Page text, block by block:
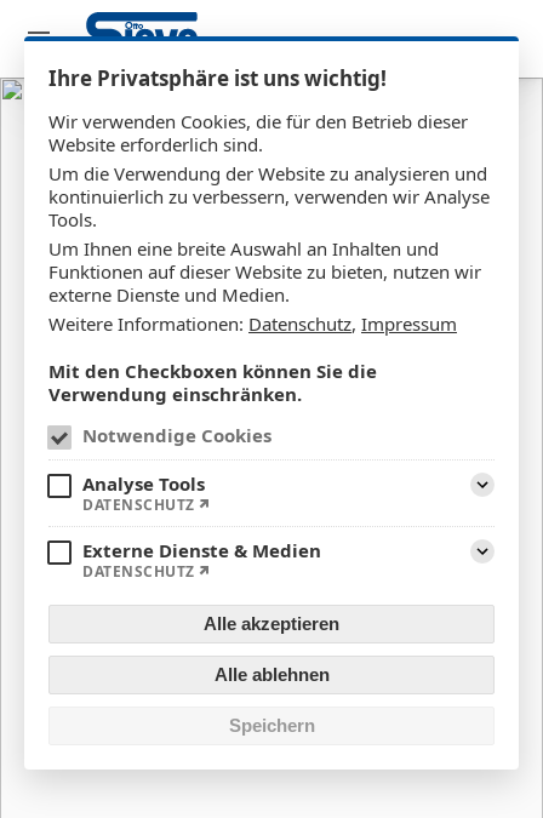
Ihre Privatsphäre ist uns wichtig!
Wir verwenden Cookies, die für den Betrieb dieser
Website erforderlich sind.
Um die Verwendung der Website zu analysieren und
kontinuierlich zu verbessern, verwenden wir Analyse
Tools.
Um Ihnen eine breite Auswahl an Inhalten und
Funktionen auf dieser Website zu bieten, nutzen wir
externe Dienste und Medien.
Weitere Informationen: Datenschutz, Impressum
Mit den Checkboxen können Sie die
Verwendung einschränken.
Notwendige Cookies
Analyse Tools
DATENSCHUTZ
Externe Dienste & Medien
DATENSCHUTZ
Alle akzeptieren
Alle ablehnen
Speichern